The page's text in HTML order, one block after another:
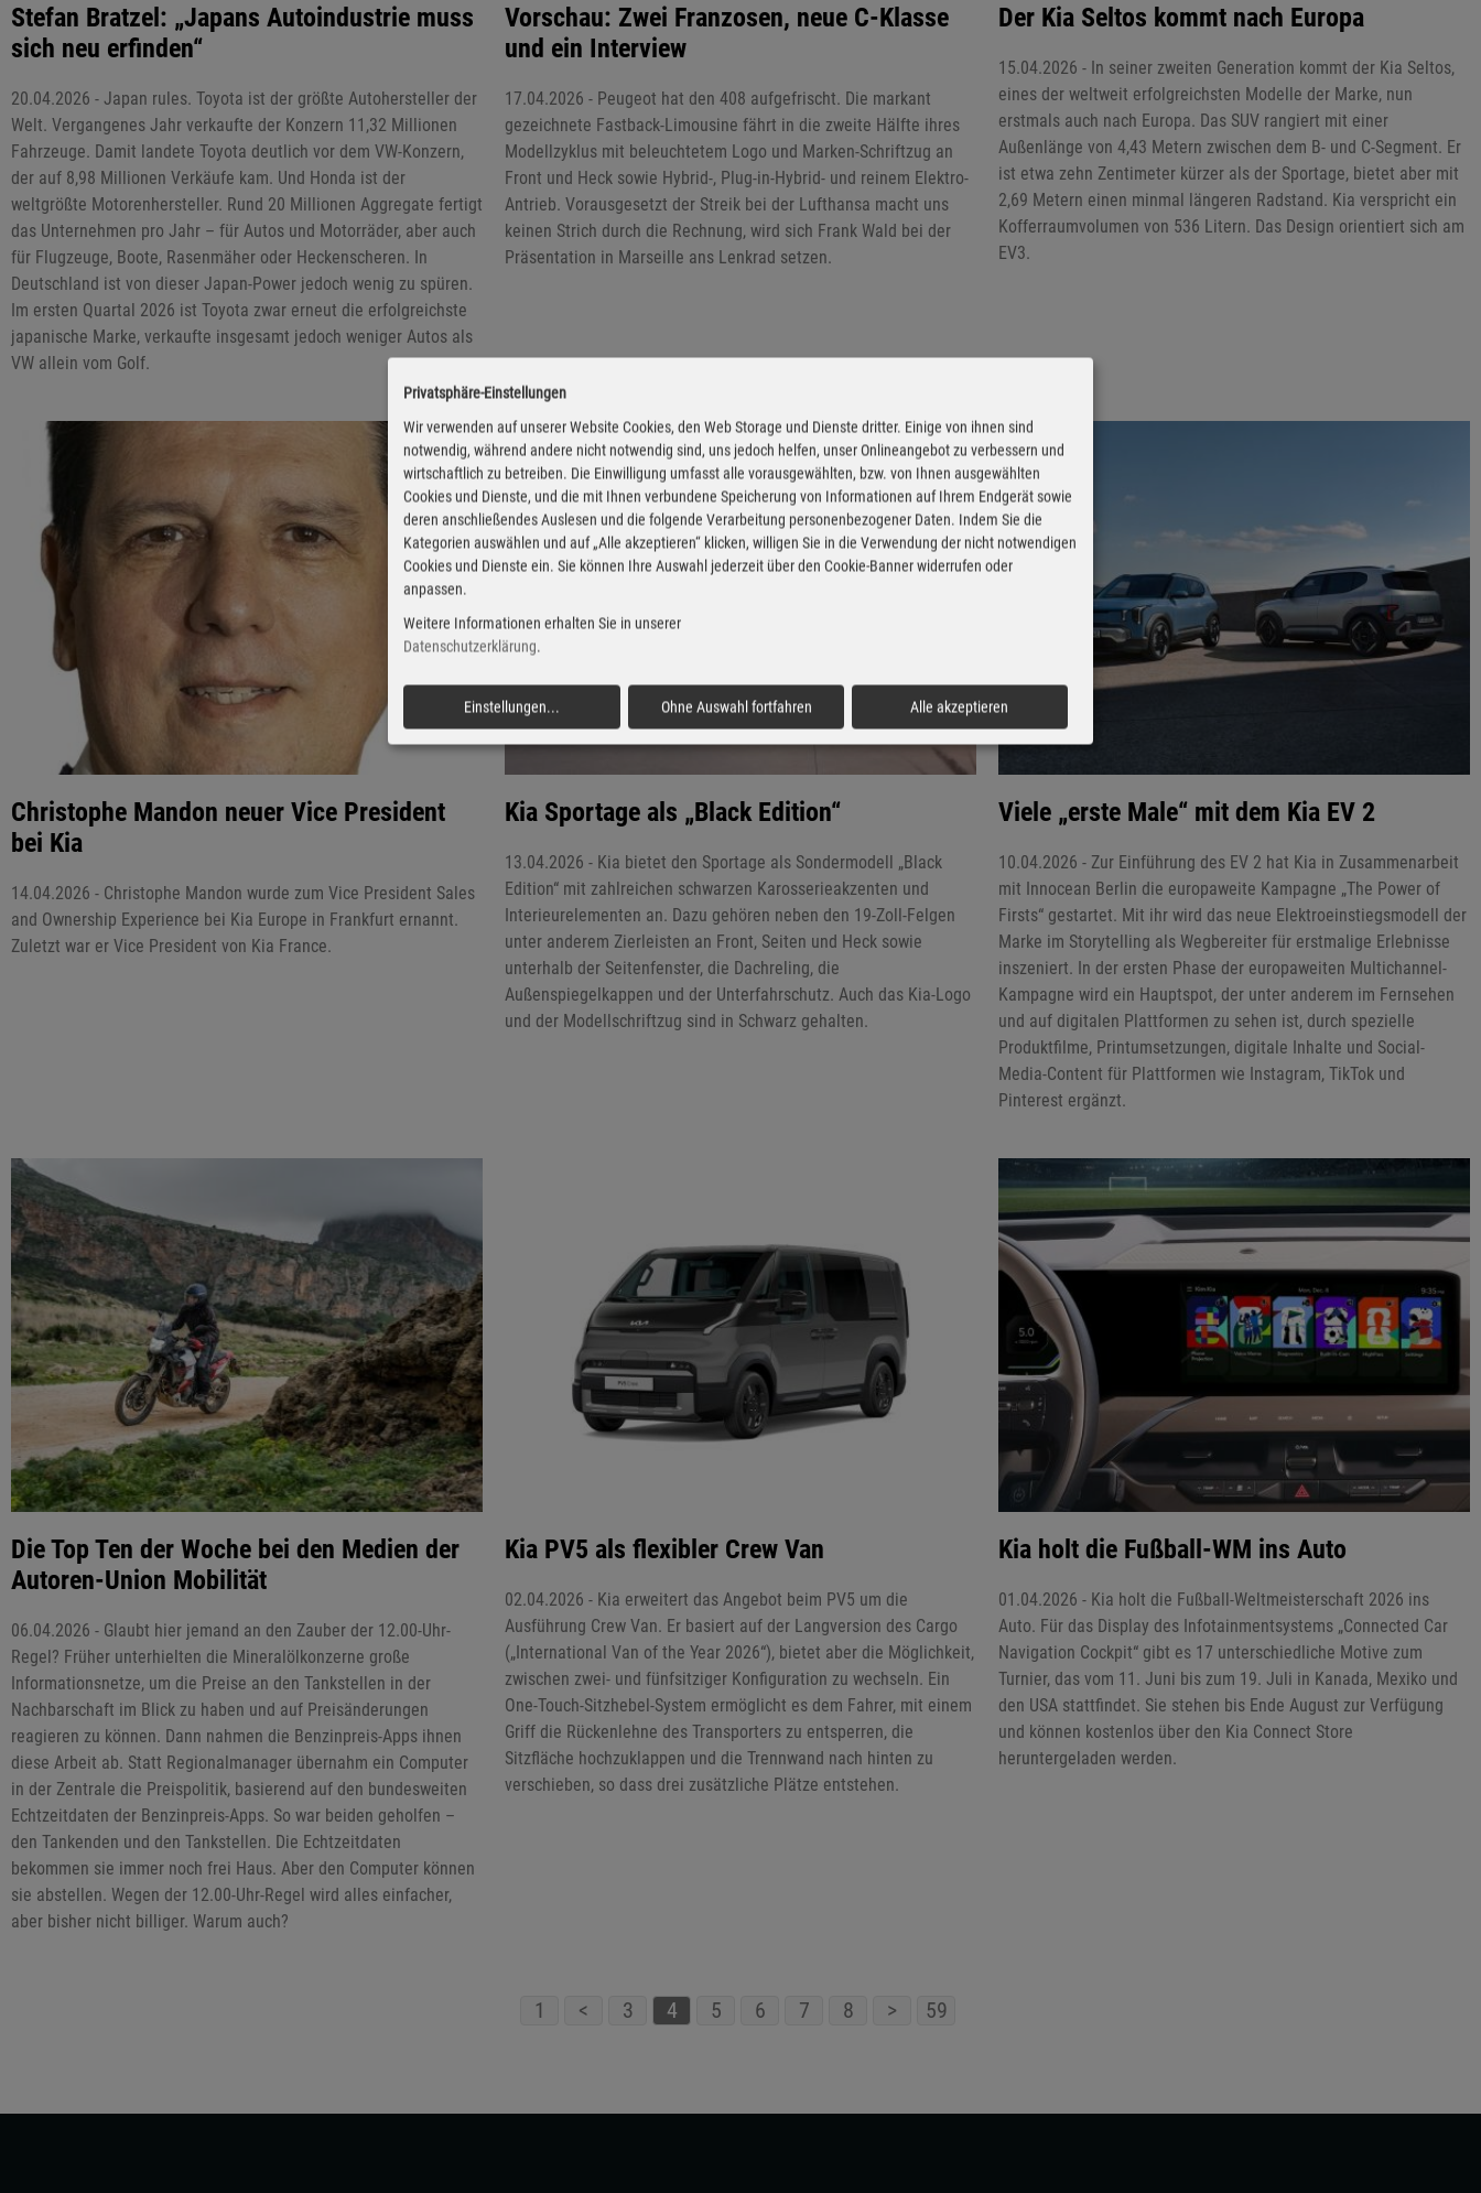
Stefan Bratzel: „Japans Autoindustrie muss
sich neu erfinden“
20.04.2026 - Japan rules. Toyota ist der größte Autohersteller der
Welt. Vergangenes Jahr verkaufte der Konzern 11,32 Millionen
Fahrzeuge. Damit landete Toyota deutlich vor dem VW-Konzern,
der auf 8,98 Millionen Verkäufe kam. Und Honda ist der
weltgrößte Motorenhersteller. Rund 20 Millionen Aggregate fertigt
das Unternehmen pro Jahr – für Autos und Motorräder, aber auch
für Flugzeuge, Boote, Rasenmäher oder Heckenscheren. In
Deutschland ist von dieser Japan-Power jedoch wenig zu spüren.
Im ersten Quartal 2026 ist Toyota zwar erneut die erfolgreichste
japanische Marke, verkaufte insgesamt jedoch weniger Autos als
VW allein vom Golf.
Vorschau: Zwei Franzosen, neue C-Klasse
und ein Interview
17.04.2026 - Peugeot hat den 408 aufgefrischt. Die markant
gezeichnete Fastback-Limousine fährt in die zweite Hälfte ihres
Modellzyklus mit beleuchtetem Logo und Marken-Schriftzug an
Front und Heck sowie Hybrid-, Plug-in-Hybrid- und reinem Elektro-
Antrieb. Vorausgesetzt der Streik bei der Lufthansa macht uns
keinen Strich durch die Rechnung, wird sich Frank Wald bei der
Präsentation in Marseille ans Lenkrad setzen.
Der Kia Seltos kommt nach Europa
15.04.2026 - In seiner zweiten Generation kommt der Kia Seltos,
eines der weltweit erfolgreichsten Modelle der Marke, nun
erstmals auch nach Europa. Das SUV rangiert mit einer
Außenlänge von 4,43 Metern zwischen dem B- und C-Segment. Er
ist etwa zehn Zentimeter kürzer als der Sportage, bietet aber mit
2,69 Metern einen minmal längeren Radstand. Kia verspricht ein
Kofferraumvolumen von 536 Litern. Das Design orientiert sich am
EV3.
Christophe Mandon neuer Vice President
bei Kia
14.04.2026 - Christophe Mandon wurde zum Vice President Sales
and Ownership Experience bei Kia Europe in Frankfurt ernannt.
Zuletzt war er Vice President von Kia France.
Kia Sportage als „Black Edition“
13.04.2026 - Kia bietet den Sportage als Sondermodell „Black
Edition“ mit zahlreichen schwarzen Karosserieakzenten und
Interieurelementen an. Dazu gehören neben den 19-Zoll-Felgen
unter anderem Zierleisten an Front, Seiten und Heck sowie
unterhalb der Seitenfenster, die Dachreling, die
Außenspiegelkappen und der Unterfahrschutz. Auch das Kia-Logo
und der Modellschriftzug sind in Schwarz gehalten.
Viele „erste Male“ mit dem Kia EV 2
10.04.2026 - Zur Einführung des EV 2 hat Kia in Zusammenarbeit
mit Innocean Berlin die europaweite Kampagne „The Power of
Firsts“ gestartet. Mit ihr wird das neue Elektroeinstiegsmodell der
Marke im Storytelling als Wegbereiter für erstmalige Erlebnisse
inszeniert. In der ersten Phase der europaweiten Multichannel-
Kampagne wird ein Hauptspot, der unter anderem im Fernsehen
und auf digitalen Plattformen zu sehen ist, durch spezielle
Produktfilme, Printumsetzungen, digitale Inhalte und Social-
Media-Content für Plattformen wie Instagram, TikTok und
Pinterest ergänzt.
Die Top Ten der Woche bei den Medien der
Autoren-Union Mobilität
06.04.2026 - Glaubt hier jemand an den Zauber der 12.00-Uhr-
Regel? Früher unterhielten die Mineralölkonzerne große
Informationsnetze, um die Preise an den Tankstellen in der
Nachbarschaft im Blick zu haben und auf Preisänderungen
reagieren zu können. Dann nahmen die Benzinpreis-Apps ihnen
diese Arbeit ab. Statt Regionalmanager übernahm ein Computer
in der Zentrale die Preispolitik, basierend auf den bundesweiten
Echtzeitdaten der Benzinpreis-Apps. So war beiden geholfen –
den Tankenden und den Tankstellen. Die Echtzeitdaten
bekommen sie immer noch frei Haus. Aber den Computer können
sie abstellen. Wegen der 12.00-Uhr-Regel wird alles einfacher,
aber bisher nicht billiger. Warum auch?
Kia PV5 als flexibler Crew Van
02.04.2026 - Kia erweitert das Angebot beim PV5 um die
Ausführung Crew Van. Er basiert auf der Langversion des Cargo
(„International Van of the Year 2026“), bietet aber die Möglichkeit,
zwischen zwei- und fünfsitziger Konfiguration zu wechseln. Ein
One-Touch-Sitzhebel-System ermöglicht es dem Fahrer, mit einem
Griff die Rückenlehne des Transporters zu entsperren, die
Sitzfläche hochzuklappen und die Trennwand nach hinten zu
verschieben, so dass drei zusätzliche Plätze entstehen.
Kia holt die Fußball-WM ins Auto
01.04.2026 - Kia holt die Fußball-Weltmeisterschaft 2026 ins
Auto. Für das Display des Infotainmentsystems „Connected Car
Navigation Cockpit“ gibt es 17 unterschiedliche Motive zum
Turnier, das vom 11. Juni bis zum 19. Juli in Kanada, Mexiko und
den USA stattfindet. Sie stehen bis Ende August zur Verfügung
und können kostenlos über den Kia Connect Store
heruntergeladen werden.
1 < 3 4 5 6 7 8 > 59
Privatsphäre-Einstellungen
Wir verwenden auf unserer Website Cookies, den Web Storage und Dienste dritter. Einige von ihnen sind
notwendig, während andere nicht notwendig sind, uns jedoch helfen, unser Onlineangebot zu verbessern und
wirtschaftlich zu betreiben. Die Einwilligung umfasst alle vorausgewählten, bzw. von Ihnen ausgewählten
Cookies und Dienste, und die mit Ihnen verbundene Speicherung von Informationen auf Ihrem Endgerät sowie
deren anschließendes Auslesen und die folgende Verarbeitung personenbezogener Daten. Indem Sie die
Kategorien auswählen und auf „Alle akzeptieren“ klicken, willigen Sie in die Verwendung der nicht notwendigen
Cookies und Dienste ein. Sie können Ihre Auswahl jederzeit über den Cookie-Banner widerrufen oder
anpassen.
Weitere Informationen erhalten Sie in unserer
Datenschutzerklärung.
Einstellungen... Ohne Auswahl fortfahren Alle akzeptieren